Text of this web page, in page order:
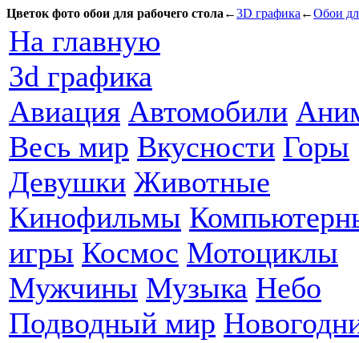
Цветок фото обои для рабочего стола ←3D графика ←Обои
На главную
3d графика
Авиация Автомобили
Весь мир Вкусности Горы
Девушки Животные
Кинофильмы
игры Космос Мотоциклы
Мужчины Музыка Небо
Подводный мир